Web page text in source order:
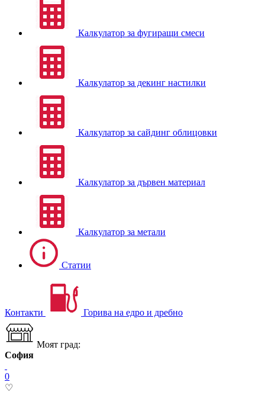
Калкулатор за фугиращи смеси
Калкулатор за декинг настилки
Калкулатор за сайдинг облицовки
Калкулатор за дървен материал
Калкулатор за метали
Статии
Контакти Горива на едро и дребно
Моят град:
София
0
♡